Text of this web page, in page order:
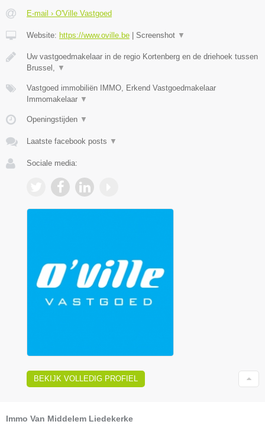
E-mail › O'Ville Vastgoed
Website: https://www.oville.be Screenshot ▼
Uw vastgoedmakelaar in de regio Kortenberg en de driehoek tussen
Brussel, ▼
Vastgoed immobiliën IMMO, Erkend Vastgoedmakelaar
Immomakelaar ▼
Openingstijden ▼
Laatste facebook posts ▼
Sociale media:
BEKIJK VOLLEDIG PROFIEL
Immo Van Middelem Liedekerke